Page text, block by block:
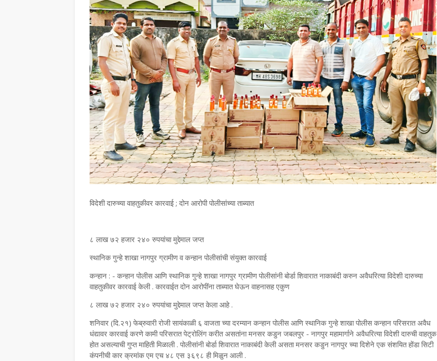
विदेशी दारुच्या वाहतुकीवर कारवाई ; दोन आरोपी पोलीसांच्या ताब्यात
८ लाख ७२ हजार २४० रुपयांचा मुद्देमाल जप्त
स्थानिक गुन्हे शाखा नागपुर ग्रामीण व कन्हान पोलीसांची संयुक्त कारवाई
कन्हान : - कन्हान पोलीस आणि स्थानिक गुन्हे शाखा नागपुर ग्रामीण पोलीसांनी बोर्डा शिवारात नाकाबंदी करुन अवैधरित्या विदेशी दारुच्या
वाहतुकीवर कारवाई केली . कारवाईत दोन आरोपींना ताब्यात घेऊन वाहनासह एकुण
८ लाख ७२ हजार २४० रुपयांचा मुद्देमाल जप्त केला आहे .
शनिवार (दि.२१) फेब्रुवारी रोजी सायंकाळी ६ वाजता च्या दरम्यान कन्हान पोलीस आणि स्थानिक गुन्हे शाखा पोलीस कन्हान परिसरात अवैध
धंद्यावर कारवाई करणे कामी परिसरात पेट्रोलिंग करीत असतांना मनसर कडुन जबलपुर - नागपुर महामार्गाने अवैधरित्या विदेशी दारुची वाहतुक
होत असल्याची गुप्त माहिती मिळाली . पोलीसांनी बोर्डा शिवारात नाकाबंदी केली असता मनसर कडुन नागपुर च्या दिशेने एक संशयित होंडा सिटी
कंपनीची कार क्रमांक एम एच ४८ एस ३६९८ ही मिळुन आली .